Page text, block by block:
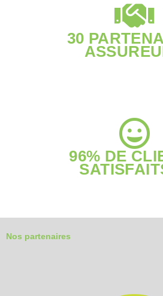
30
96% DE
Nos partenaires